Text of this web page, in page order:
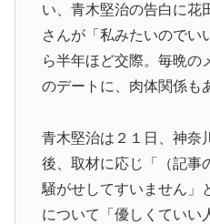
い、青木堅治の告白に花
さんが「私みたいのでい
ら半年ほど交際。毎晩の
のデートに、肉体関係も
青木堅治は２１日、神奈
後、取材に応じ「（記事
騒がせしてすいません」
について「優しくていい